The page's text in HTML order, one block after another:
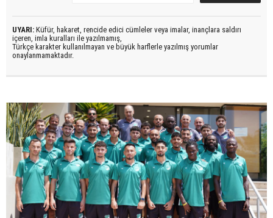
UYARI: Küfür, hakaret, rencide edici cümleler veya imalar, inançlara saldırı
içeren, imla kuralları ile yazılmamış,
Türkçe karakter kullanılmayan ve büyük harflerle yazılmış yorumlar
onaylanmamaktadır.